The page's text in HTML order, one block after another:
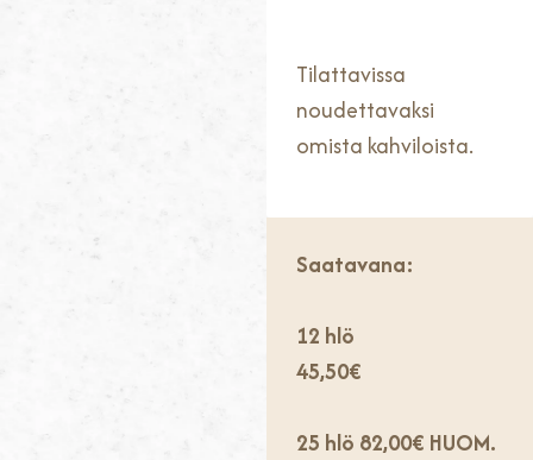
Tilattavissa
noudettavaksi
omista kahviloista.
Saatavana:
12 hlö
45,50€
25 hlö 82,00€ HUOM.